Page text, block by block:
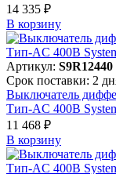
14 335 ₽
В корзинy
Артикул: S9R12440
Срок поставки: 2
Выключатель
Тип-AC 400В
11 468 ₽
В корзинy